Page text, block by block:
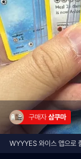
구매자 삼쿠마
WYYYES 와이스 앱으로